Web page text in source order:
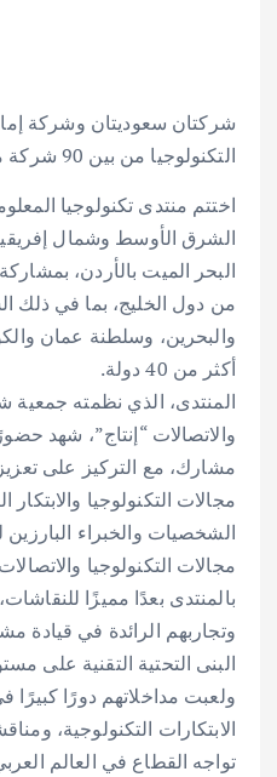
شركتان سعوديتان وشركة
التكنولوجيا من بين 90 شركة متنافسة من 7 دول
اختتم منتدى تكنولوجيا
البحر الميت بالأردن،
من دول الخليج، بما في ذلك
والبحرين، وسلطنة عمان
أكثر من 40 دولة.
المنتدى، الذي نظمته جمعية
مشارك، مع التركيز على
مجالات التكنولوجيا والابتكار
الشخصيات والخبراء
مجالات التكنولوجيا
بالمنتدى بعدًا مميزًا
وتجاربهم الرائدة في قيادة
البنى التحتية التقنية على
ولعبت مداخلاتهم دورًا
الابتكارات التكنولوجية،
تواجه القطاع في العالم